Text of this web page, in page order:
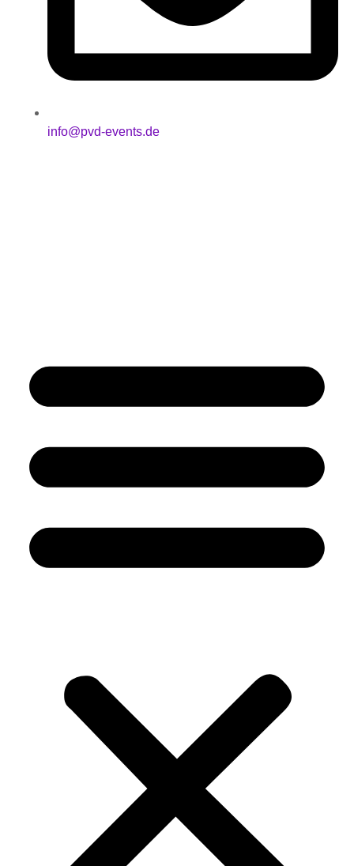
info@pvd-events.de